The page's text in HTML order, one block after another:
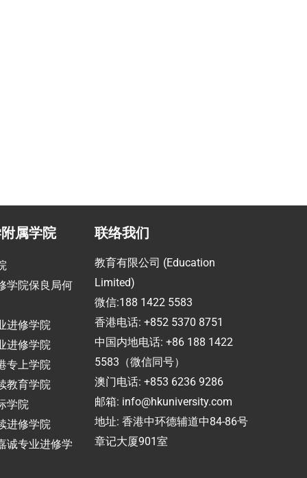
属学院
学院保良局何
进修学院
进修学院
专上学院
教育学院
学院
进修学院
诚专业进修学
联络我们
教育有限公司 (Education
Limited)
微信:188 1422 5583
香港电话: +852 5370 8751
中国内地电话: +86 188 1422
5583（微信同号）
澳门电话: +853 6236 9286
邮箱: info@hkuniversity.com
地址: 香港中环德辅道中84-86号
章记大厦901室